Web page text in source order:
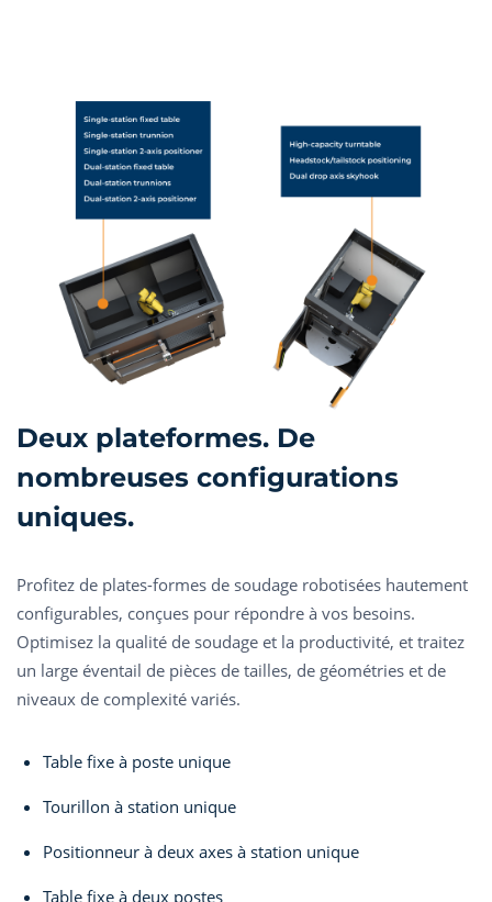
Deux plateformes. De
nombreuses configurations
uniques.
Profitez de plates-formes de soudage robotisées hautement
configurables, conçues pour répondre à vos besoins.
Optimisez la qualité de soudage et la productivité, et traitez
un large éventail de pièces de tailles, de géométries et de
niveaux de complexité variés.
Table fixe à poste unique
Tourillon à station unique
Positionneur à deux axes à station unique
Table fixe à deux postes